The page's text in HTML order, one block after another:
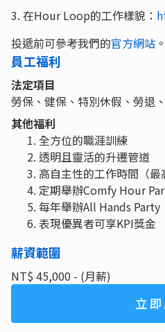
3. 在Hour Loop的工作樣貌：
投遞前可參考我們的官方網站
員工福利
法定項目
勞保、健保、特別休假、勞退
其他福利
全方位的職涯訓練
透明且靈活的升遷管道
高自主性的工作時間（最
定期舉辦Comfy Hour
每年舉辦All Hands Party
表現優異者可享KPI獎金
薪資範圍
NT$ 45,000 - (月薪)
立